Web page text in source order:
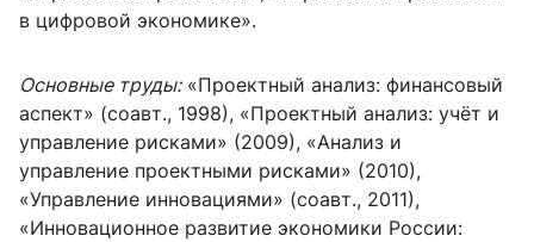
в цифровой экономике».
Основные труды:«Проектный анализ: финансовый
аспект» (соавт., 1998), «Проектный анализ: учёт и
управление рисками» (2009), «Анализ и
управление проектными рисками» (2010),
«Управление инновациями» (соавт., 2011),
«Инновационное развитие экономики России: